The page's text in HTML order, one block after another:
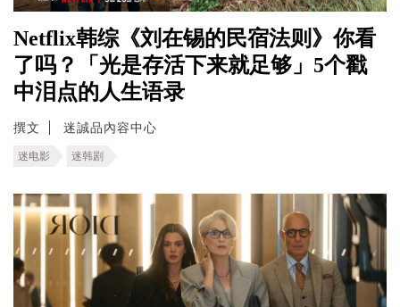
Netflix韩综《刘在锡的民宿法则》你看
了吗？「光是存活下来就足够」5个戳
中泪点的人生语录
撰文 迷誠品內容中心
迷电影 迷韩剧